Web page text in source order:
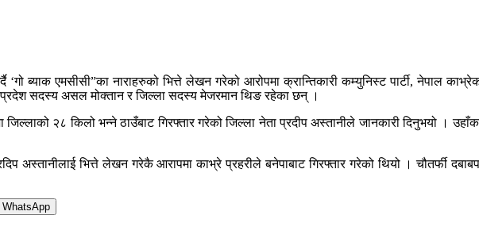
‘गो ब्याक एमसीसी”का नाराहरुको भित्ते लेखन गरेको आरोपमा क्रान्तिकारी कम्युनिस्ट पार्टी, नेपाल
प्रदेश सदस्य असल मोक्तान र जिल्ला सदस्य मेजरमान थिङ रहेका छन् ।
२८ किलो भन्ने ठाउँबाट गिरफ्तार गरेको जिल्ला नेता प्रदीप अस्तानीले जानकारी दिनुभयो ।
अस्तानीलाई भित्ते लेखन गरेकै आरापमा काभ्रे प्रहरीले बनेपाबाट गिरफ्तार गरेको थियो । चौतर्फी
WhatsApp